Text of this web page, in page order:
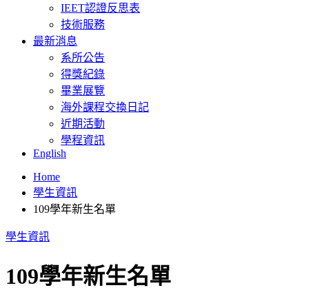
IEET認證反思表
技術服務
最新消息
系所公告
得獎紀錄
畢業展覽
海外課程交換日記
近期活動
學程資訊
English
Home
學生資訊
109學年新生名單
學生資訊
109學年新生名單